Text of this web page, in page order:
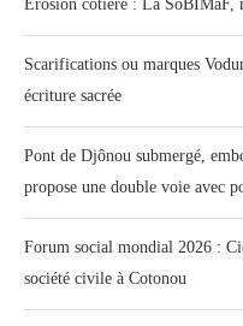
Érosion côtière : La SoBIMaF,
Scarifications ou marques
écriture sacrée
Pont de Djônou submergé,
propose une double voie avec
Forum social mondial 2026 :
société civile à Cotonou